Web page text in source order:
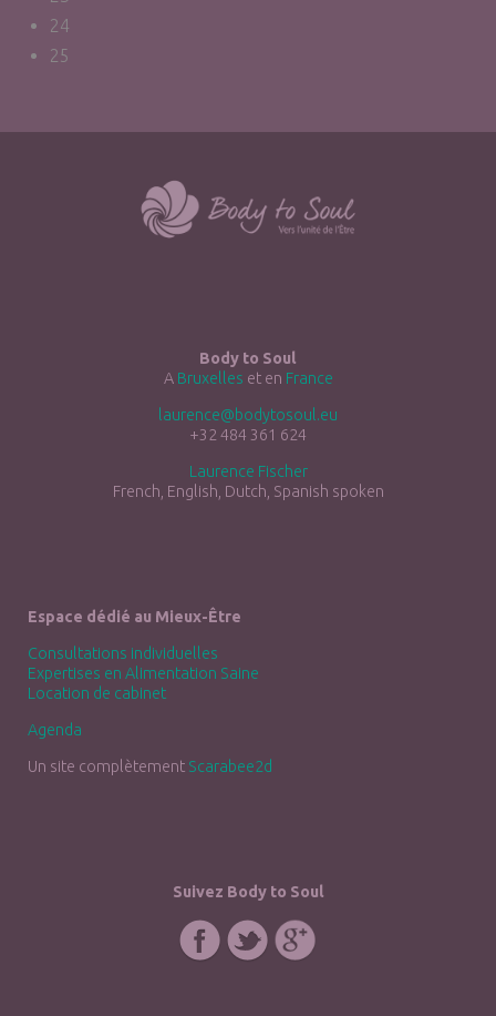
24
25
Body to Soul
A Bruxelles et en France
laurence@bodytosoul.eu
+32 484 361 624
Laurence Fischer
French, English, Dutch, Spanish spoken
Espace dédié au Mieux-Être
Consultations individuelles
Expertises en Alimentation Saine
Location de cabinet
Agenda
Un site complètement Scarabee2d
Suivez Body to Soul